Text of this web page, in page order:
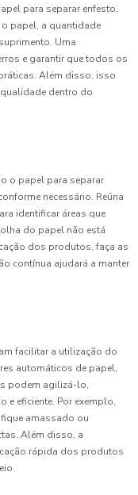
para separar enfesto.
papel, a quantidade
Uma
e garantir que todos os
Além disso, isso
dentro do
o papel para separar
necessário. Reúna
identificar áreas que
do papel não está
dos produtos, faça as
contínua ajudará a manter
facilitar a utilização do
automáticos de papel,
podem agilizá-lo,
eficiente. Por exemplo,
amassado ou
Além disso, a
rápida dos produtos